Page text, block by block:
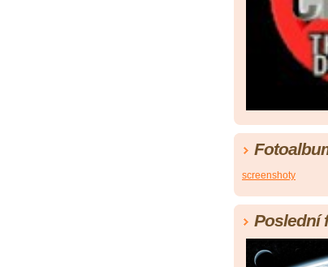
screenshoty
Poslední